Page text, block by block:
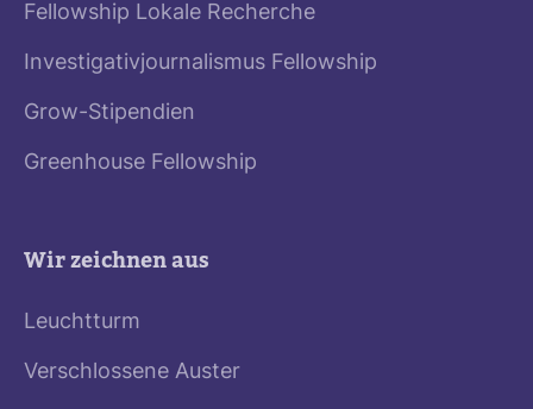
Fellowship Lokale Recherche
Investigativjournalismus Fellowship
Grow-Stipendien
Greenhouse Fellowship
Wir zeichnen aus
Leuchtturm
Verschlossene Auster